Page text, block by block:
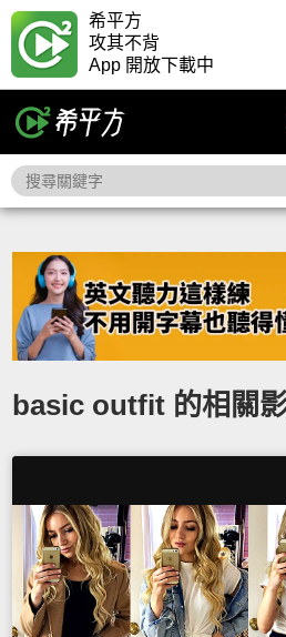
希平方
攻其不背
App 開放下載中
basic outfit 的相關